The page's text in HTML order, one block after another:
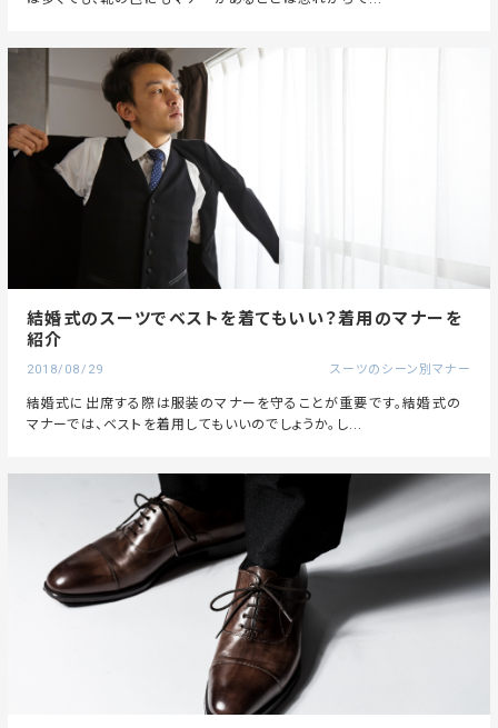
結婚式のスーツでベストを着てもいい？着用のマナーを
紹介
2018/08/29 スーツのシーン別マナー
結婚式に出席する際は服装のマナーを守ることが重要です。結婚式の
マナーでは、ベストを着用してもいいのでしょうか。し...